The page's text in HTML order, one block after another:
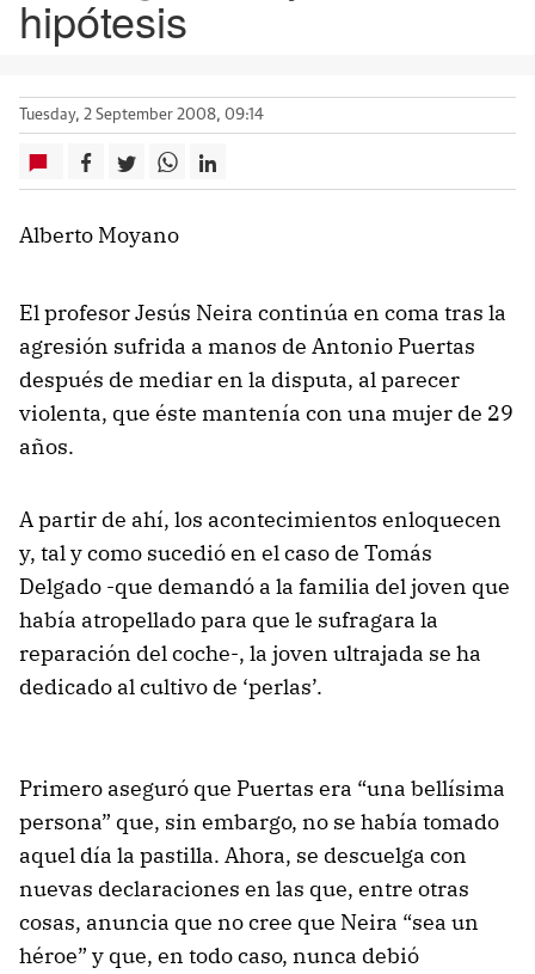
hipótesis
Tuesday, 2 September 2008, 09:14
Alberto Moyano
El profesor Jesús Neira continúa en coma tras la
agresión sufrida a manos de Antonio Puertas
después de mediar en la disputa, al parecer
violenta, que éste mantenía con una mujer de 29
años.
A partir de ahí, los acontecimientos enloquecen
y, tal y como sucedió en el caso de Tomás
Delgado -que demandó a la familia del joven que
había atropellado para que le sufragara la
reparación del coche-, la joven ultrajada se ha
dedicado al cultivo de ‘perlas’.
Primero aseguró que Puertas era “una bellísima
persona” que, sin embargo, no se había tomado
aquel día la pastilla. Ahora, se descuelga con
nuevas declaraciones en las que, entre otras
cosas, anuncia que no cree que Neira “sea un
héroe” y que, en todo caso, nunca debió